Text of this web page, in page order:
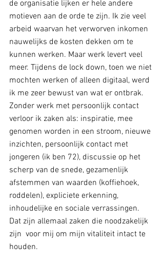
de organisatie lijken er hele andere
motieven aan de orde te zijn. Ik zie veel
arbeid waarvan het verworven inkomen
nauwelijks de kosten dekken om te
kunnen werken. Maar werk levert veel
meer. Tijdens de lock down, toen we niet
mochten werken of alleen digitaal, werd
ik me zeer bewust van wat er ontbrak.
Zonder werk met persoonlijk contact
verloor ik zaken als: inspiratie, mee
genomen worden in een stroom, nieuwe
inzichten, persoonlijk contact met
jongeren (ik ben 72), discussie op het
scherp van de snede, gezamenlijk
afstemmen van waarden (koffiehoek,
roddelen), expliciete erkenning,
inhoudelijke en sociale verrassingen.
Dat zijn allemaal zaken die noodzakelijk
zijn  voor mij om mijn vitaliteit intact te
houden.